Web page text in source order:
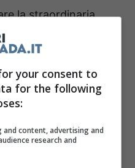
la straordinaria
Dopo un
prima parte di
la Rossa ha
con Carlos Sainz
Lo spagnolo è stato
weekend in cui
in difficoltà.
your consent to
for the following
and content, advertising and
research and